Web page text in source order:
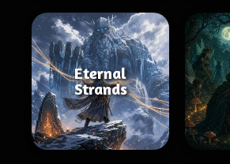
Eternal
Strands